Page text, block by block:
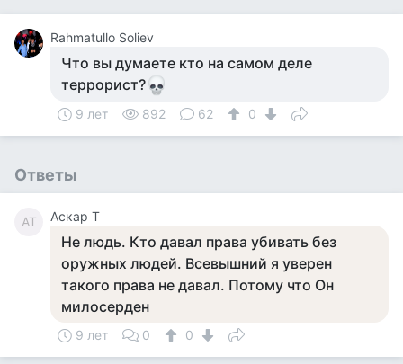
Rahmatullo Soliev
Что вы думаете кто на самом деле
террорист?
9 лет 892 62 0
Ответы
АТ Аскар Т
Не людь. Кто давал права убивать без
оружных людей. Всевышний я уверен
такого права не давал. Потому что Он
милосерден
9 лет 0 0